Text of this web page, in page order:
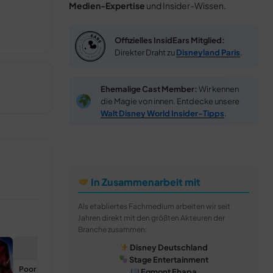
Poor Papa
Medien-Expertise und Insider-Wissen.
Offizielles InsidEars Mitglied:
Direkter Draht zuDisneyland Paris
Ehemalige Cast Member: Wir kennen
die Magie von innen. Entdecke unsere
Walt Disney World Insider-Tipps
In Zusammenarbeit mit
Als etabliertes Fachmedium arbeiten wir seit
Jahren direkt mit den größten Akteuren der
Branche zusammen:
Disney Deutschland
Stage Entertainment